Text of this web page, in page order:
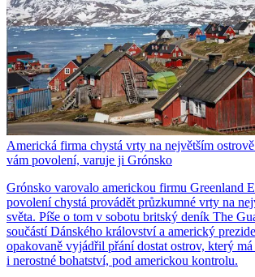
Americká firma chystá vrty na největším
vám povolení, varuje ji Grónsko
Grónsko varovalo americkou firmu Greenland
povolení chystá provádět průzkumné vrty na
světa. Píše o tom v sobotu britský deník The
součástí Dánského království a americký
opakovaně vyjádřil přání dostat ostrov, který
i nerostné bohatství, pod americkou kontrolu.